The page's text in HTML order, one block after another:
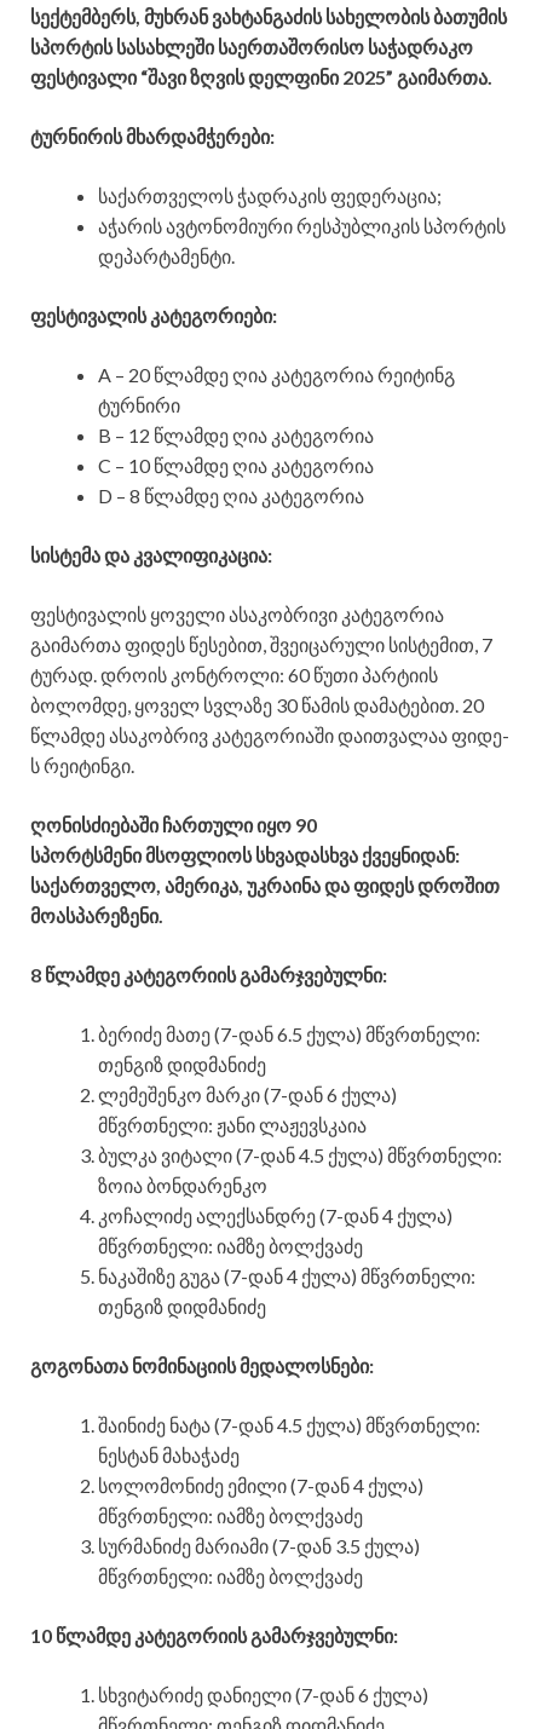
სექტემბერს, მუხრან ვახტანგაძის სახელობის ბათუმის
სპორტის სასახლეში საერთაშორისო საჭადრაკო
ფესტივალი “შავი ზღვის დელფინი 2025” გაიმართა.
ტურნირის მხარდამჭერები:
საქართველოს ჭადრაკის ფედერაცია;
აჭარის ავტონომიური რესპუბლიკის სპორტის
დეპარტამენტი.
ფესტივალის კატეგორიები:
A – 20 წლამდე ღია კატეგორია რეიტინგ
ტურნირი
B – 12 წლამდე ღია კატეგორია
C – 10 წლამდე ღია კატეგორია
D – 8 წლამდე ღია კატეგორია
სისტემა და კვალიფიკაცია:
ფესტივალის ყოველი ასაკობრივი კატეგორია
გაიმართა ფიდეს წესებით, შვეიცარული სისტემით, 7
ტურად. დროის კონტროლი: 60 წუთი პარტიის
ბოლომდე, ყოველ სვლაზე 30 წამის დამატებით. 20
წლამდე ასაკობრივ კატეგორიაში დაითვალაა ფიდე-
ს რეიტინგი.
ღონისძიებაში ჩართული იყო 90
სპორტსმენიმსოფლიოს სხვადასხვა ქვეყნიდან:
საქართველო, ამერიკა, უკრაინა და ფიდეს დროშით
მოასპარეზენი.
8 წლამდე კატეგორიის გამარჯვებულნი:
ბერიძე მათე (7-დან 6.5 ქულა) მწვრთნელი:
თენგიზ დიდმანიძე
ლემეშენკო მარკი (7-დან 6 ქულა)
მწვრთნელი: ჟანი ლაჟევსკაია
ბულკა ვიტალი (7-დან 4.5 ქულა) მწვრთნელი:
ზოია ბონდარენკო
კოჩალიძე ალექსანდრე (7-დან 4 ქულა)
მწვრთნელი: იამზე ბოლქვაძე
ნაკაშიზე გუგა (7-დან 4 ქულა) მწვრთნელი:
თენგიზ დიდმანიძე
გოგონათა ნომინაციის მედალოსნები:
შაინიძე ნატა (7-დან 4.5 ქულა) მწვრთნელი:
ნესტან მახაჭაძე
სოლომონიძე ემილი (7-დან 4 ქულა)
მწვრთნელი: იამზე ბოლქვაძე
სურმანიძე მარიამი (7-დან 3.5 ქულა)
მწვრთნელი: იამზე ბოლქვაძე
10 წლამდე კატეგორიის გამარჯვებულნი:
სხვიტარიძე დანიელი (7-დან 6 ქულა)